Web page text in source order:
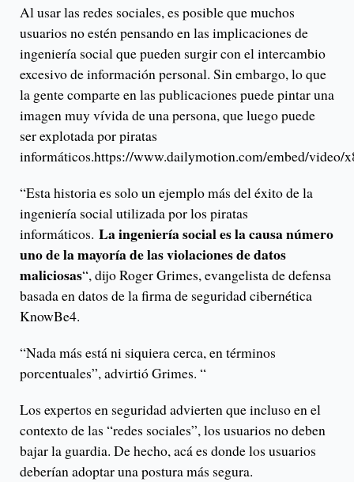
Al usar las redes sociales, es posible que muchos
usuarios no estén pensando en las implicaciones de
ingeniería social que pueden surgir con el intercambio
excesivo de información personal. Sin embargo, lo que
la gente comparte en las publicaciones puede pintar una
imagen muy vívida de una persona, que luego puede
ser explotada por piratas
informáticos.https://www.dailymotion.com/embed/video/
“Esta historia es solo un ejemplo más del éxito de la
ingeniería social utilizada por los piratas
informáticos. La ingeniería social es la causa número
uno de la mayoría de las violaciones de datos
maliciosas“, dijo Roger Grimes, evangelista de defensa
basada en datos de la firma de seguridad cibernética
KnowBe4.
“Nada más está ni siquiera cerca, en términos
porcentuales”, advirtió Grimes. “
Los expertos en seguridad advierten que incluso en el
contexto de las “redes sociales”, los usuarios no deben
bajar la guardia. De hecho, acá es donde los usuarios
deberían adoptar una postura más segura.